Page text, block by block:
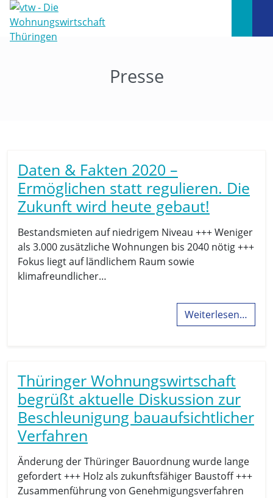
Presse
Daten & Fakten 2020 –
Ermöglichen statt regulieren. Die
Zukunft wird heute gebaut!
Bestandsmieten auf niedrigem Niveau +++ Weniger
als 3.000 zusätzliche Wohnungen bis 2040 nötig +++
Fokus liegt auf ländlichem Raum sowie
klimafreundlicher…
Weiterlesen…
Thüringer Wohnungswirtschaft
begrüßt aktuelle Diskussion zur
Beschleunigung bauaufsichtlicher
Verfahren
Änderung der Thüringer Bauordnung wurde lange
gefordert +++ Holz als zukunftsfähiger Baustoff +++
Zusammenführung von Genehmigungsverfahren